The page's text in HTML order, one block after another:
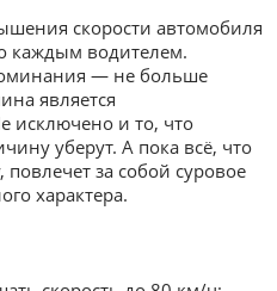
скорости автомобиля
каждым водителем.
— не больше
является
исключено и то, что
уберут. А пока всё, что
за собой суровое
характера.